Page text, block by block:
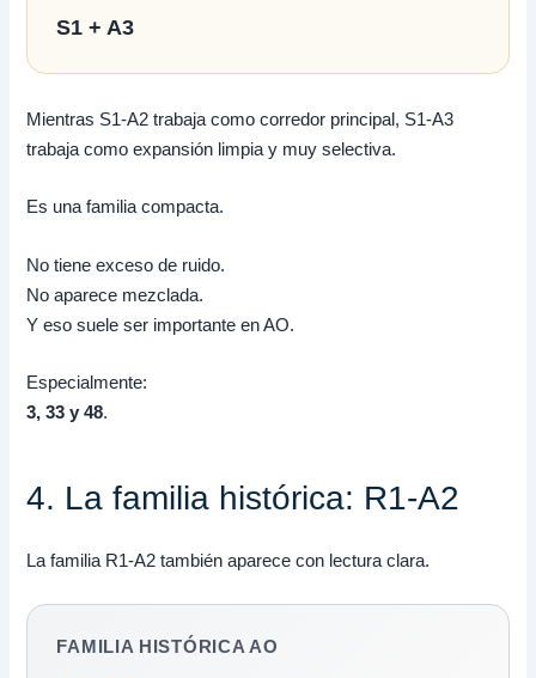
S1 + A3
Mientras S1-A2 trabaja como corredor principal, S1-A3
trabaja como expansión limpia y muy selectiva.
Es una familia compacta.
No tiene exceso de ruido.
No aparece mezclada.
Y eso suele ser importante en AO.
Especialmente:
3, 33 y 48.
4. La familia histórica: R1-A2
La familia R1-A2 también aparece con lectura clara.
FAMILIA HISTÓRICA AO